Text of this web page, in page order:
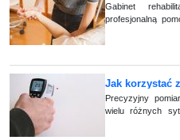
opieka
Gabinet
profesjonalną
Jak korzystać
informacje
Precyzyjny
wielu różnych